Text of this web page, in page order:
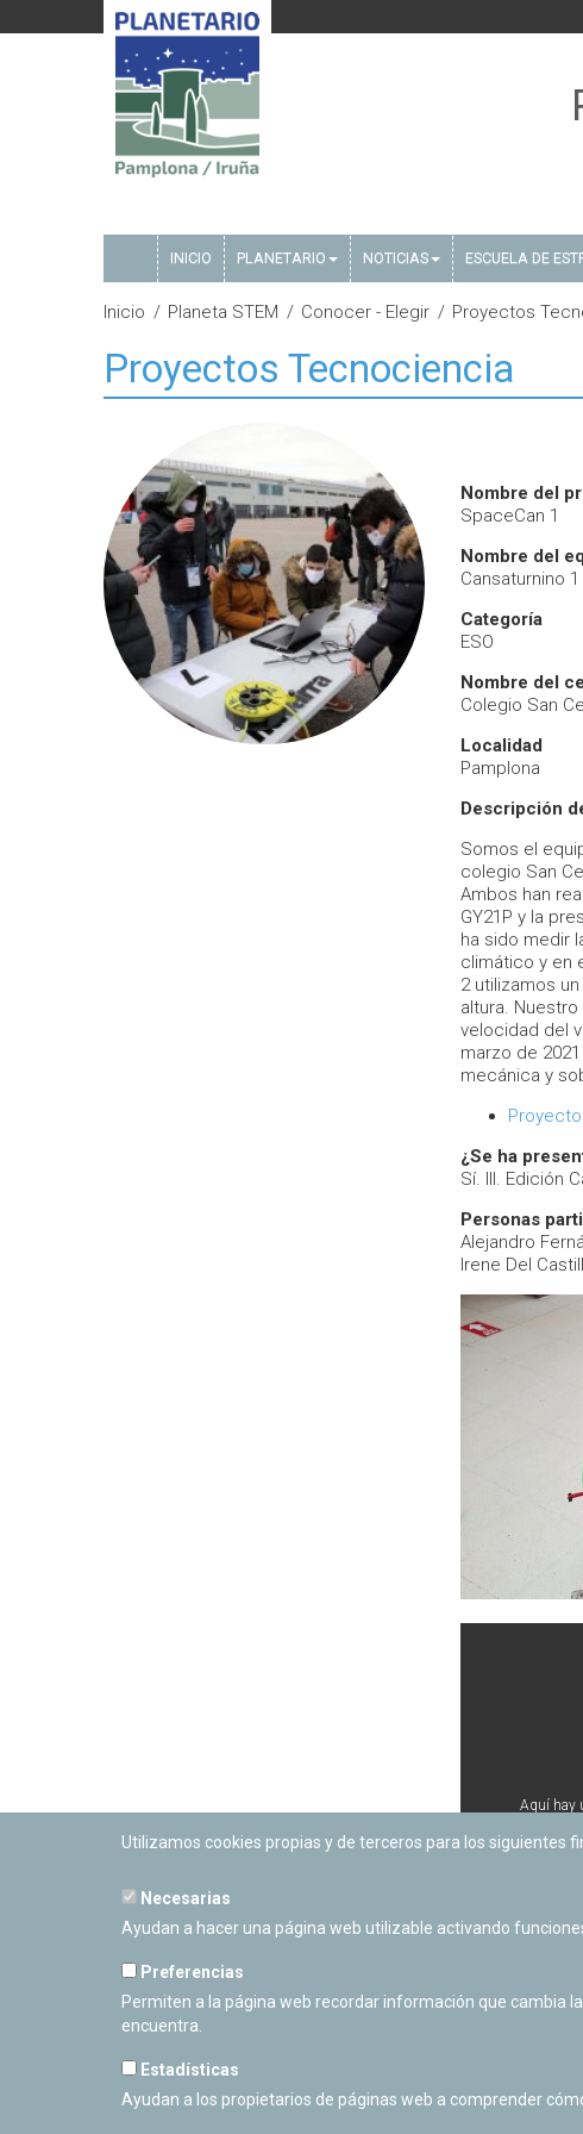
INICIO PLANETARIO NOTICIAS ESCUELA DE
Inicio Planeta STEM Conocer - Elegir Proyectos
Proyectos Tecnociencia
Nombre del
SpaceCan 1
Nombre del
Cansaturnino 1
Categoría
ESO
Nombre del
Colegio San
Localidad
Pamplona
Descripción
Somos el
colegio San
Ambos han
GY21P y la
ha sido medir
climático y en
2 utilizamos
altura.
velocidad del
marzo de
mecánica y
¿Se ha
Sí. III. Edición
Personas
Alejandro
Irene Del
Aquí hay
Utilizamos cookies propias y de terceros para los siguientes
Necesarias
Ayudan a hacer una página web utilizable activando
Preferencias
Permiten a la página web recordar información que cambia
encuentra.
Estadísticas
Ayudan a los propietarios de páginas web a comprender